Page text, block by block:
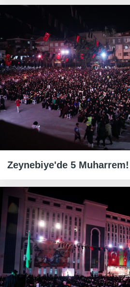
Zeynebiye'de 5 Muharrem!